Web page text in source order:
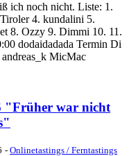
ich noch nicht. Liste: 1.
4. kundalini 5.
8. Ozzy 9. Dimmi 10. 11.
dodaidadada Termin Di
MicMac
"Früher war nicht
- Onlinetastings / Ferntastings